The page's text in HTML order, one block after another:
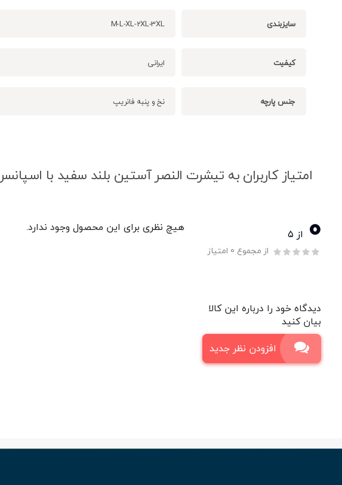
سایزبندی M-L-XL-2XL-3XL
کیفیت ایرانی
جنس پارچه نخ و پنبه فانریپ
امتیاز کاربران به تیشرت النصر آستین بلند سفید با اسپانسر
0 از ۵
از مجموع 0 امتیاز
دیدگاه خود را درباره این کالا
بیان کنید
افزودن نظر جدید
هیچ نظری برای این محصول وجود ندارد.